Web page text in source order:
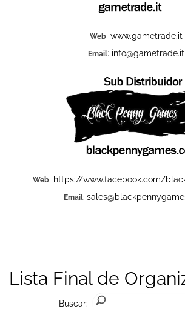
Web: www.gametrade.it
Email: info@gametrade.it
Web: https://www.facebook.com/
Email:
Lista Final de
Buscar: